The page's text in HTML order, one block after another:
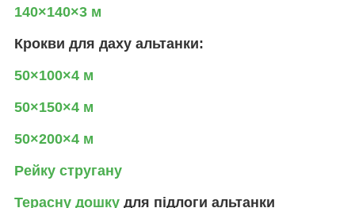
140×140×3 м
Крокви для даху альтанки:
50×100×4 м
50×150×4 м
50×200×4 м
Рейку стругану
Терасну дошку для підлоги альтанки